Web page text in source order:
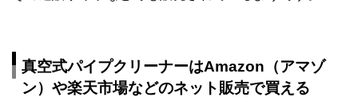
真空式パイプクリーナーはAmazon（アマゾ
ン）や楽天市場などのネット販売で買える